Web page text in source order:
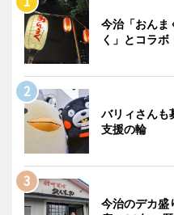
今治「おん
く」とコラボ
バリィさん
支援の輪
今治のデカ盛